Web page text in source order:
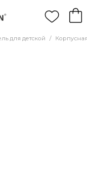
для детской /